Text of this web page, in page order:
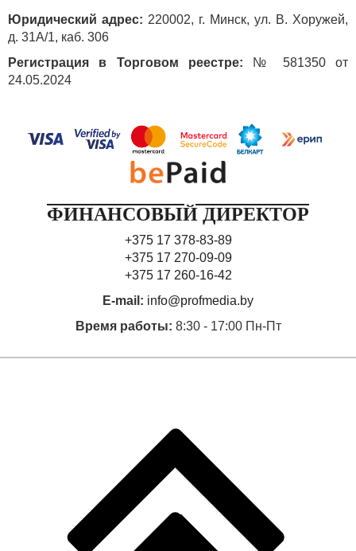
Юридический адрес: 220002, г. Минск, ул. В. Хоружей,
д. 31А/1, каб. 306
Регистрация в Торговом реестре: № 581350 от
24.05.2024
ФИНАНСОВЫЙ ДИРЕКТОР
+375 17 378-83-89
+375 17 270-09-09
+375 17 260-16-42
E-mail: info@profmedia.by
Время работы: 8:30 - 17:00 Пн-Пт